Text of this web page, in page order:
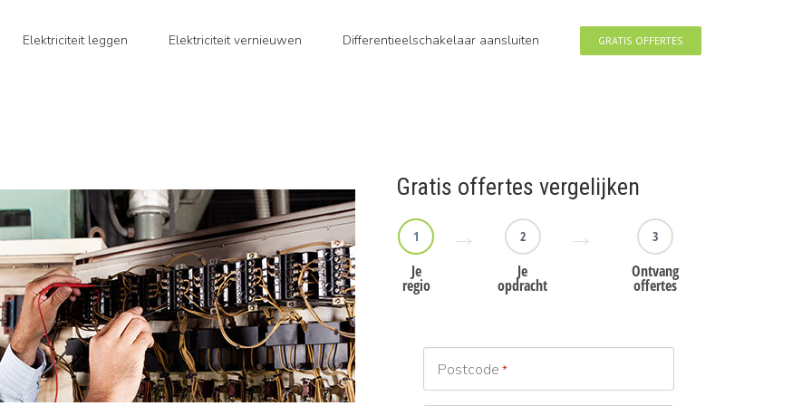
Elektriciteit leggen Elektriciteit vernieuwen Differentieelschakelaar aansluiten GRATIS OFFERTES
Gratis offertes vergelijken
1
Je
regio
2
Je
opdracht
3
Ontvang
offertes
Postcode *